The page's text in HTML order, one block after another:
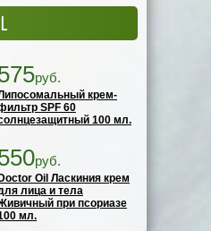
руб.
крем-
SPF 60
100 мл.
руб.
Doctor Oil Ласкиния крем
лица и тела
при псориазе
мл.